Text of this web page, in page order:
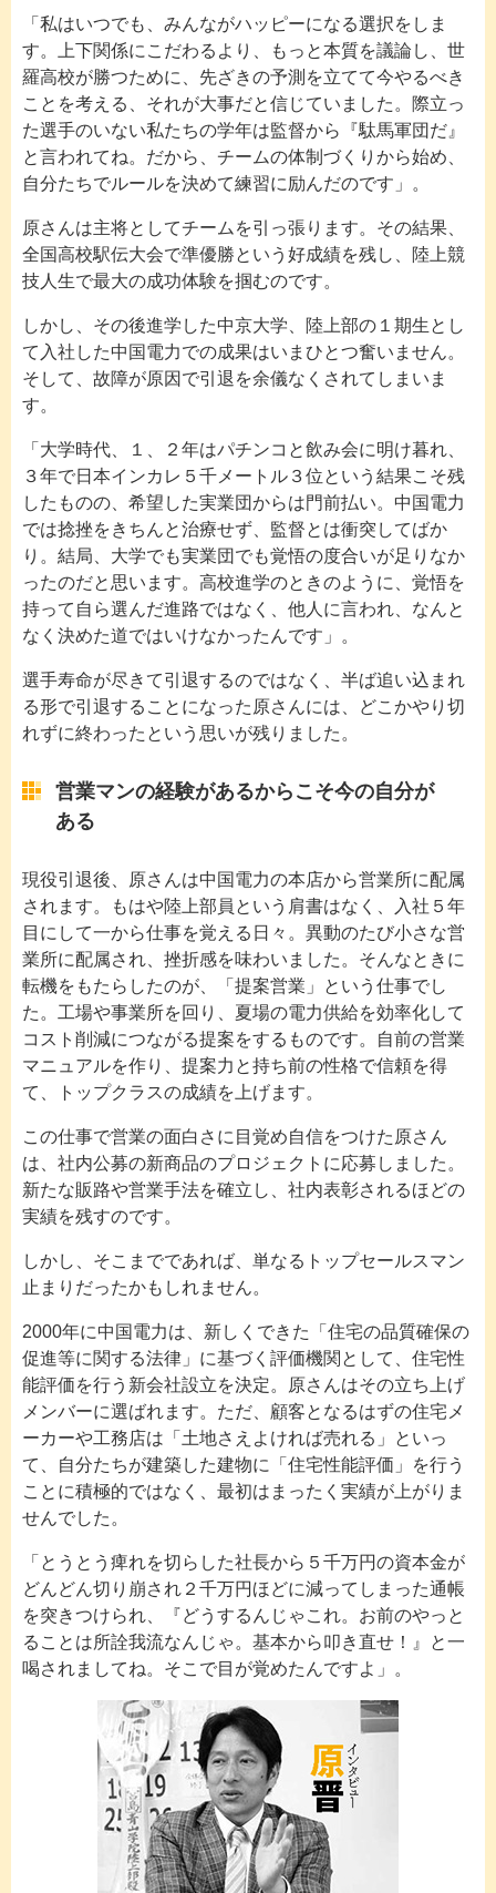
「私はいつでも、みんながハッピーになる選択をしま
す。上下関係にこだわるより、もっと本質を議論し、世
羅高校が勝つために、先ざきの予測を立てて今やるべき
ことを考える、それが大事だと信じていました。際立っ
た選手のいない私たちの学年は監督から『駄馬軍団だ』
と言われてね。だから、チームの体制づくりから始め、
自分たちでルールを決めて練習に励んだのです」。
原さんは主将としてチームを引っ張ります。その結果、
全国高校駅伝大会で準優勝という好成績を残し、陸上競
技人生で最大の成功体験を掴むのです。
しかし、その後進学した中京大学、陸上部の１期生とし
て入社した中国電力での成果はいまひとつ奮いません。
そして、故障が原因で引退を余儀なくされてしまいま
す。
「大学時代、１、２年はパチンコと飲み会に明け暮れ、
３年で日本インカレ５千メートル３位という結果こそ残
したものの、希望した実業団からは門前払い。中国電力
では捻挫をきちんと治療せず、監督とは衝突してばか
り。結局、大学でも実業団でも覚悟の度合いが足りなか
ったのだと思います。高校進学のときのように、覚悟を
持って自ら選んだ進路ではなく、他人に言われ、なんと
なく決めた道ではいけなかったんです」。
選手寿命が尽きて引退するのではなく、半ば追い込まれ
る形で引退することになった原さんには、どこかやり切
れずに終わったという思いが残りました。
営業マンの経験があるからこそ今の自分が
ある
現役引退後、原さんは中国電力の本店から営業所に配属
されます。もはや陸上部員という肩書はなく、入社５年
目にして一から仕事を覚える日々。異動のたび小さな営
業所に配属され、挫折感を味わいました。そんなときに
転機をもたらしたのが、「提案営業」という仕事でし
た。工場や事業所を回り、夏場の電力供給を効率化して
コスト削減につながる提案をするものです。自前の営業
マニュアルを作り、提案力と持ち前の性格で信頼を得
て、トップクラスの成績を上げます。
この仕事で営業の面白さに目覚め自信をつけた原さん
は、社内公募の新商品のプロジェクトに応募しました。
新たな販路や営業手法を確立し、社内表彰されるほどの
実績を残すのです。
しかし、そこまでであれば、単なるトップセールスマン
止まりだったかもしれません。
2000年に中国電力は、新しくできた「住宅の品質確保の
促進等に関する法律」に基づく評価機関として、住宅性
能評価を行う新会社設立を決定。原さんはその立ち上げ
メンバーに選ばれます。ただ、顧客となるはずの住宅メ
ーカーや工務店は「土地さえよければ売れる」といっ
て、自分たちが建築した建物に「住宅性能評価」を行う
ことに積極的ではなく、最初はまったく実績が上がりま
せんでした。
「とうとう痺れを切らした社長から５千万円の資本金が
どんどん切り崩され２千万円ほどに減ってしまった通帳
を突きつけられ、『どうするんじゃこれ。お前のやっと
ることは所詮我流なんじゃ。基本から叩き直せ！』と一
喝されましてね。そこで目が覚めたんですよ」。